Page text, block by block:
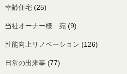
幸齢住宅 (25)
当社オーナー様 宛 (9)
性能向上リノベーション (126)
日常の出来事 (77)